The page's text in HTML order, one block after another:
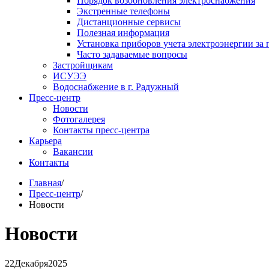
Экстренные телефоны
Дистанционные сервисы
Полезная информация
Установка приборов учета электроэнергии за
Часто задаваемые вопросы
Застройщикам
ИСУЭЭ
Водоснабжение в г. Радужный
Пресс-центр
Новости
Фотогалерея
Контакты пресс-центра
Карьера
Вакансии
Контакты
Главная/
Пресс-центр/
Новости
Новости
22Декабря2025